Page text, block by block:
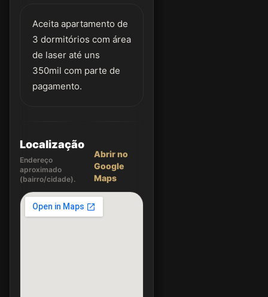
Aceita apartamento de
3 dormitórios com área
de laser até uns
350mil com parte de
pagamento.
Localização
Endereço
aproximado
(bairro/cidade).
Abrir no
Google
Maps